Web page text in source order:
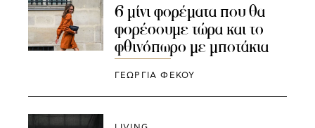
6 μίνι φορέματα που θα
φορέσουμε τώρα και το
φθινόπωρο με μποτάκια
ΓΕΩΡΓΙΑ ΦΕΚΟΥ